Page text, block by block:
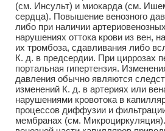
(см. Инсульт) и миокарда (см.
сердца). Повышение венозного
либо при наличии
нарушениях оттока крови из вен,
их тромбоза, сдавливания либо
К. д. в предсердии. При циррозах
портальная гипертензия.
давления обычно являются
изменений К. д. в артериях или
нарушениями кровотока в
процессов диффузии и
мембранах (см.